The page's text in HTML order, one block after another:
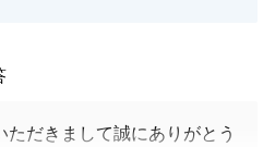
だきまして誠にありがとう